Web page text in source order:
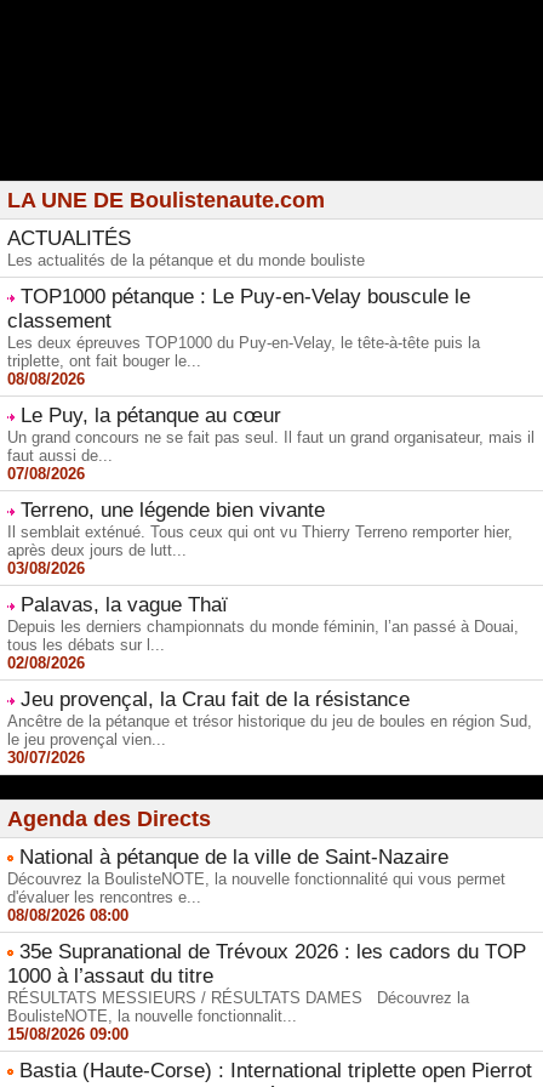
LA UNE DE Boulistenaute.com
ACTUALITÉS
Les actualités de la pétanque et du monde bouliste
TOP1000 pétanque : Le Puy-en-Velay bouscule le
classement
Les deux épreuves TOP1000 du Puy-en-Velay, le tête-à-tête puis la
triplette, ont fait bouger le...
08/08/2026
Le Puy, la pétanque au cœur
Un grand concours ne se fait pas seul. Il faut un grand organisateur, mais il
faut aussi de...
07/08/2026
Terreno, une légende bien vivante
Il semblait exténué. Tous ceux qui ont vu Thierry Terreno remporter hier,
après deux jours de lutt...
03/08/2026
Palavas, la vague Thaï
Depuis les derniers championnats du monde féminin, l’an passé à Douai,
tous les débats sur l...
02/08/2026
Jeu provençal, la Crau fait de la résistance
Ancêtre de la pétanque et trésor historique du jeu de boules en région Sud,
le jeu provençal vien...
30/07/2026
Agenda des Directs
National à pétanque de la ville de Saint-Nazaire
Découvrez la BoulisteNOTE, la nouvelle fonctionnalité qui vous permet
d'évaluer les rencontres e...
08/08/2026 08:00
35e Supranational de Trévoux 2026 : les cadors du TOP
1000 à l’assaut du titre
RÉSULTATS MESSIEURS / RÉSULTATS DAMES Découvrez la
BoulisteNOTE, la nouvelle fonctionnalit...
15/08/2026 09:00
Bastia (Haute-Corse) : International triplette open Pierrot